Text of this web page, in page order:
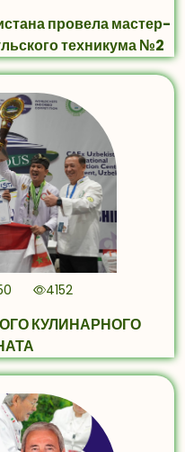
провела мастер-
техникума №2
4152
КУЛИНАРНОГО